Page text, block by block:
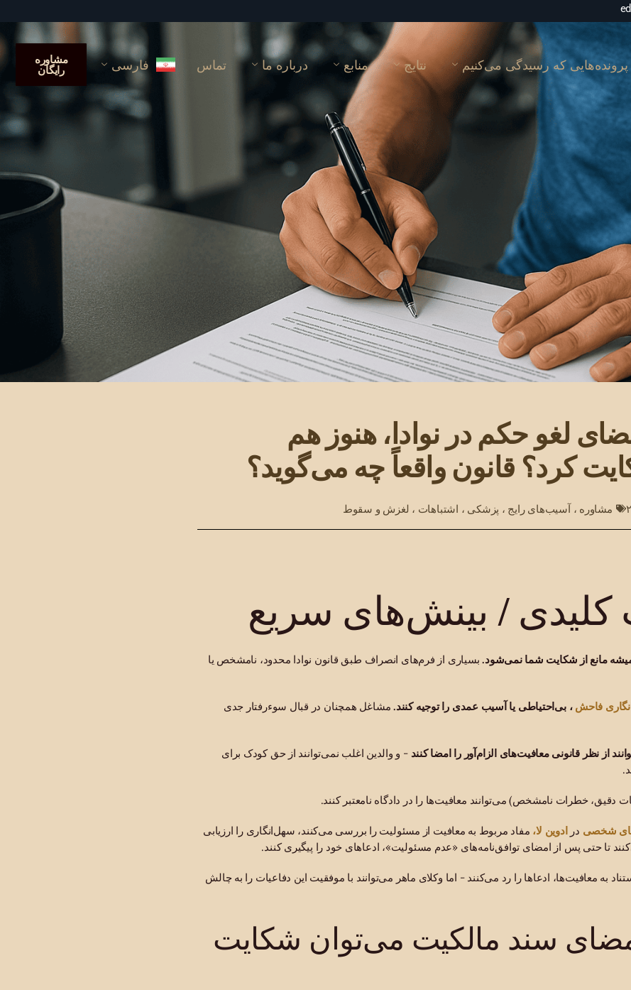
پرونده‌هایی که رسیدگی می‌کنیم نتایج منابع درباره ما تماس فارسی مشاوره
رایگان
لغو حکم در نوادا، هنوز هم
کرد؟ قانون واقعاً چه می‌گوید؟
مشاوره ،آسیب‌های رایج ، پزشکی ، اشتباهات ، لغزش و سقوط
کلیدی / بینش‌های سریع
مانع از شکایت شما نمی‌شود.بسیاری از فرم‌های انصراف طبق قانون نوادا محدود، نامشخص یا
فاحش ، بی‌احتیاطی یا آسیب عمدی را توجیه کنند.مشاغل همچنان در قبال سوءرفتار جدی
از نظر قانونی معافیت‌های الزام‌آور را امضا کنند - و والدین اغلب نمی‌توانند از حق کودک برای
دقیق، خطرات نامشخص) می‌توانند معافیت‌ها را در دادگاه نامعتبر کنند.
شخصی درادوین لا، مفاد مربوط به معافیت از مسئولیت را بررسی می‌کنند، سهل‌انگاری را ارزیابی
تا حتی پس از امضای توافق‌نامه‌های «عدم مسئولیت»، ادعاهای خود را پیگیری کنند.
به معافیت‌ها، ادعاها را رد می‌کنند - اما وکلای ماهر می‌توانند با موفقیت این دفاعیات را به چالش
امضای سند مالکیت می‌توان شکایت